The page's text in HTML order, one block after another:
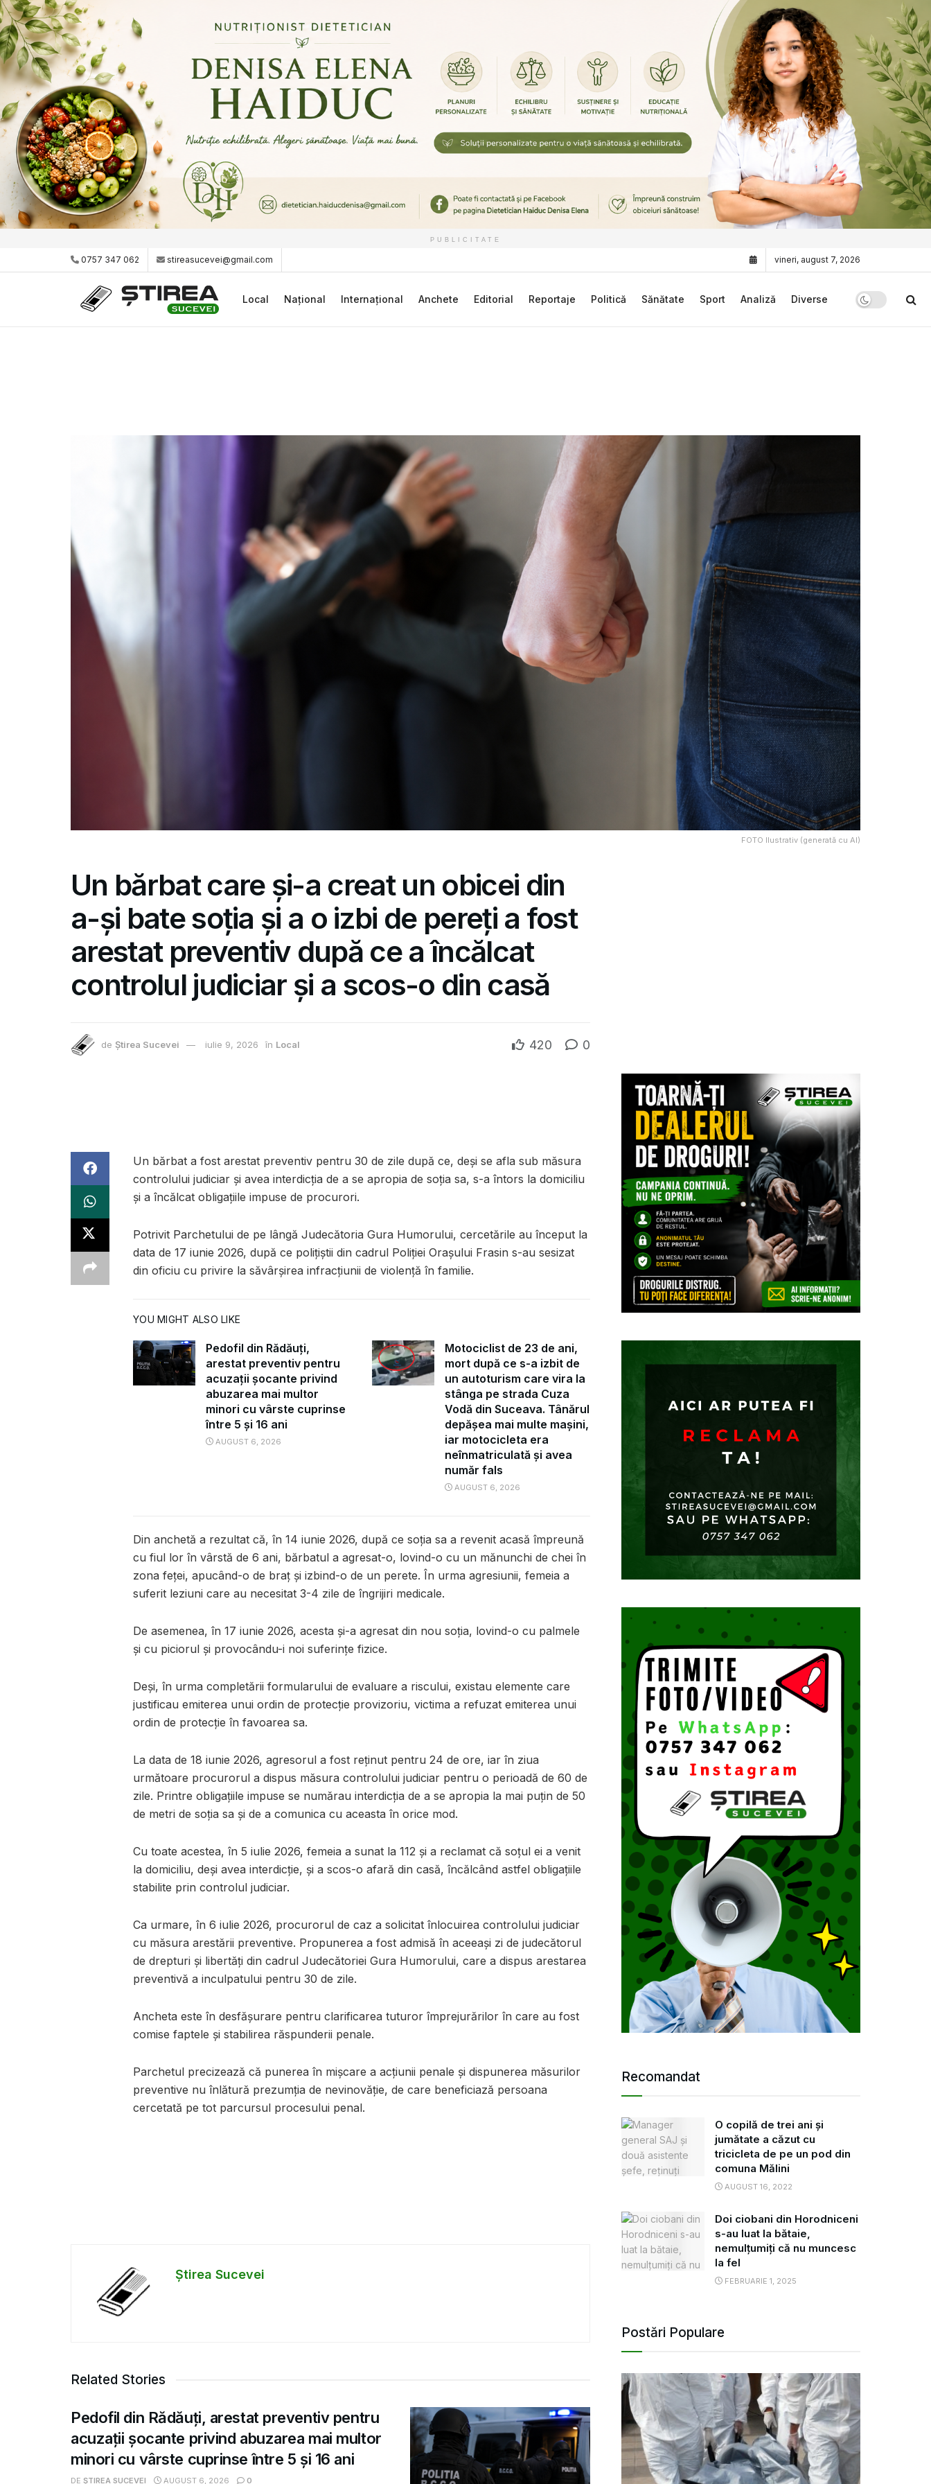
PUBLICITATE
0757 347 062 stireasucevei@gmail.com vineri, august 7, 2026
Local Național Internațional Anchete Editorial Reportaje Politică Sănătate Sport Analiză Diverse
FOTO Ilustrativ (generată cu AI)
Un bărbat care și-a creat un obicei din
a-și bate soția și a o izbi de pereți a fost
arestat preventiv după ce a încălcat
controlul judiciar și a scos-o din casă
de Știrea Sucevei iulie 9, 2026 în Local 420 0
Un bărbat a fost arestat preventiv pentru 30 de zile după ce, deși se afla sub măsura
controlului judiciar și avea interdicția de a se apropia de soția sa, s-a întors la domiciliu
și a încălcat obligațiile impuse de procurori.
Potrivit Parchetului de pe lângă Judecătoria Gura Humorului, cercetările au început la
data de 17 iunie 2026, după ce polițiștii din cadrul Poliției Orașului Frasin s-au sesizat
din oficiu cu privire la săvârșirea infracțiunii de violență în familie.
YOU MIGHT ALSO LIKE
Pedofil din Rădăuți,
arestat preventiv pentru
acuzații șocante privind
abuzarea mai multor
minori cu vârste cuprinse
între 5 și 16 ani
AUGUST 6, 2026
Motociclist de 23 de ani,
mort după ce s-a izbit de
un autoturism care vira la
stânga pe strada Cuza
Vodă din Suceava. Tânărul
depășea mai multe mașini,
iar motocicleta era
neînmatriculată și avea
număr fals
AUGUST 6, 2026
Din anchetă a rezultat că, în 14 iunie 2026, după ce soția sa a revenit acasă împreună
cu fiul lor în vârstă de 6 ani, bărbatul a agresat-o, lovind-o cu un mănunchi de chei în
zona feței, apucând-o de braț și izbind-o de un perete. În urma agresiunii, femeia a
suferit leziuni care au necesitat 3-4 zile de îngrijiri medicale.
De asemenea, în 17 iunie 2026, acesta și-a agresat din nou soția, lovind-o cu palmele
și cu piciorul și provocându-i noi suferințe fizice.
Deși, în urma completării formularului de evaluare a riscului, existau elemente care
justificau emiterea unui ordin de protecție provizoriu, victima a refuzat emiterea unui
ordin de protecție în favoarea sa.
La data de 18 iunie 2026, agresorul a fost reținut pentru 24 de ore, iar în ziua
următoare procurorul a dispus măsura controlului judiciar pentru o perioadă de 60 de
zile. Printre obligațiile impuse se numărau interdicția de a se apropia la mai puțin de 50
de metri de soția sa și de a comunica cu aceasta în orice mod.
Cu toate acestea, în 5 iulie 2026, femeia a sunat la 112 și a reclamat că soțul ei a venit
la domiciliu, deși avea interdicție, și a scos-o afară din casă, încălcând astfel obligațiile
stabilite prin controlul judiciar.
Ca urmare, în 6 iulie 2026, procurorul de caz a solicitat înlocuirea controlului judiciar
cu măsura arestării preventive. Propunerea a fost admisă în aceeași zi de judecătorul
de drepturi și libertăți din cadrul Judecătoriei Gura Humorului, care a dispus arestarea
preventivă a inculpatului pentru 30 de zile.
Ancheta este în desfășurare pentru clarificarea tuturor împrejurărilor în care au fost
comise faptele și stabilirea răspunderii penale.
Parchetul precizează că punerea în mișcare a acțiunii penale și dispunerea măsurilor
preventive nu înlătură prezumția de nevinovăție, de care beneficiază persoana
cercetată pe tot parcursul procesului penal.
Știrea Sucevei
Related Stories
Pedofil din Rădăuți, arestat preventiv pentru
acuzații șocante privind abuzarea mai multor
minori cu vârste cuprinse între 5 și 16 ani
DE ȘTIREA SUCEVEI AUGUST 6, 2026 0
Recomandat
O copilă de trei ani și
jumătate a căzut cu
tricicleta de pe un pod din
comuna Mălini
AUGUST 16, 2022
Doi ciobani din Horodniceni
s-au luat la bătaie,
nemulțumiți că nu muncesc
la fel
FEBRUARIE 1, 2025
Postări Populare